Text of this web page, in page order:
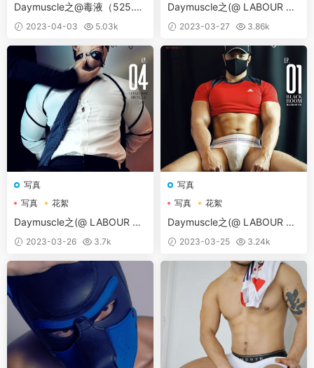
Daymuscle之@毒液（525.4
MB)2023-04-03 5.03k
Daymuscle之(@ LABOUR BK
K UNDERGROUND 03）
2023-03-27 3.86k
写真
写真
花絮
Daymuscle之(@ LABOUR BK
K UNDERGROUND 04）
2023-03-26 3.7k
写真
写真
花絮
Daymuscle之(@ LABOUR BK
K UNDERGROUND 01）
2023-03-25 3.24k